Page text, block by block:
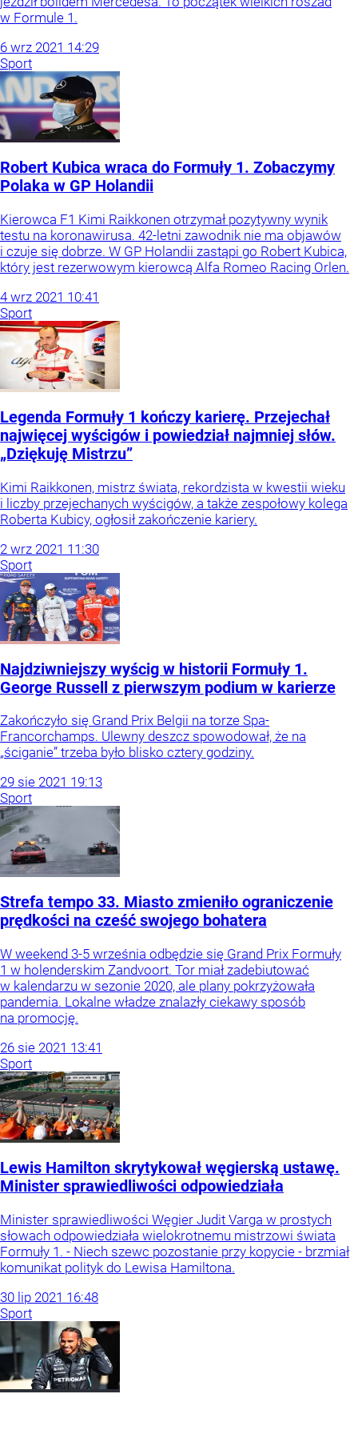
w Formule 1.
6 wrz 2021 14:29
Sport
Robert Kubica wraca do Formuły 1. Zobaczymy
Polaka w GP Holandii
Kierowca F1 Kimi Raikkonen otrzymał pozytywny wynik
testu na koronawirusa. 42-letni zawodnik nie ma objawów
i czuje się dobrze. W GP Holandii zastąpi go Robert Kubica,
który jest rezerwowym kierowcą Alfa Romeo Racing Orlen.
4 wrz 2021 10:41
Sport
Legenda Formuły 1 kończy karierę. Przejechał
najwięcej wyścigów i powiedział najmniej słów.
„Dziękuję Mistrzu”
Kimi Raikkonen, mistrz świata, rekordzista w kwestii wieku
i liczby przejechanych wyścigów, a także zespołowy kolega
Roberta Kubicy, ogłosił zakończenie kariery.
2 wrz 2021 11:30
Sport
Najdziwniejszy wyścig w historii Formuły 1.
George Russell z pierwszym podium w karierze
Zakończyło się Grand Prix Belgii na torze Spa-
Francorchamps. Ulewny deszcz spowodował, że na
„ściganie” trzeba było blisko cztery godziny.
29 sie 2021 19:13
Sport
Strefa tempo 33. Miasto zmieniło ograniczenie
prędkości na cześć swojego bohatera
W weekend 3-5 września odbędzie się Grand Prix Formuły
1 w holenderskim Zandvoort. Tor miał zadebiutować
w kalendarzu w sezonie 2020, ale plany pokrzyżowała
pandemia. Lokalne władze znalazły ciekawy sposób
na promocję.
26 sie 2021 13:41
Sport
Lewis Hamilton skrytykował węgierską ustawę.
Minister sprawiedliwości odpowiedziała
Minister sprawiedliwości Węgier Judit Varga w prostych
słowach odpowiedziała wielokrotnemu mistrzowi świata
Formuły 1. - Niech szewc pozostanie przy kopycie - brzmiał
komunikat polityk do Lewisa Hamiltona.
30 lip 2021 16:48
Sport